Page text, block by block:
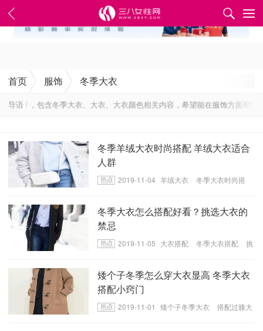
✕
首页 服饰 冬季大衣
导语
讯，包含冬季大衣、大衣、大衣颜色相关内容，希望能在服饰方面帮
冬季羊绒大衣时尚搭配 羊绒大衣适合
人群
2019-11-04 羊绒大衣
冬季大衣时尚搭
冬季大衣怎么搭配好看？挑选大衣的
禁忌
2019-11-05 大衣搭配 冬季大衣搭配
挑
矮个子冬季怎么穿大衣显高 冬季大衣
搭配小窍门
2019-11-01 矮个子冬季大衣
搭配过膝大